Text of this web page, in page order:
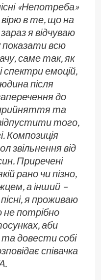
«Непотреба»
в те, що на
я відчуваю
всю
саме так, як
спектри емоцій,
після
до
прийняття та
того,
Композиція
звільнення від
Приречені
рано чи пізно,
а інший –
я проживаю
не потрібно
аби
та довести собі
співачка
.